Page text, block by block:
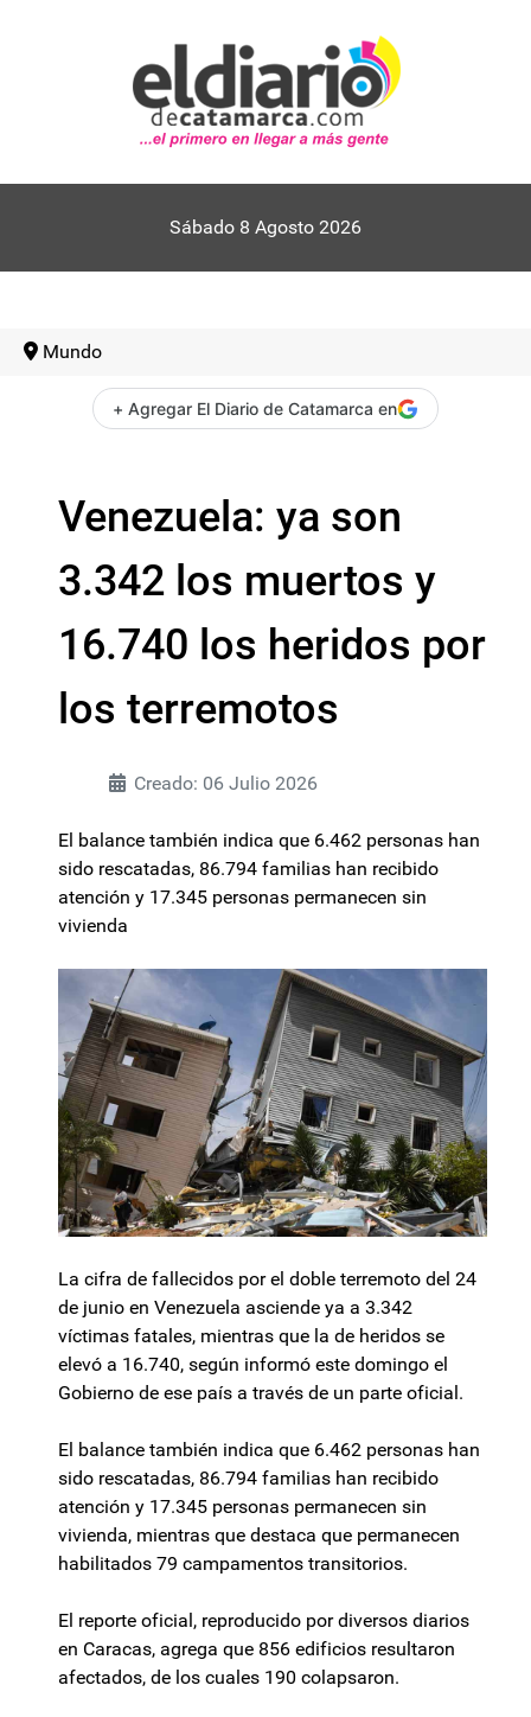
Sábado 8 Agosto 2026
Mundo
+ Agregar El Diario de Catamarca en
Venezuela: ya son
3.342 los muertos y
16.740 los heridos por
los terremotos
Creado: 06 Julio 2026
El balance también indica que 6.462 personas han
sido rescatadas, 86.794 familias han recibido
atención y 17.345 personas permanecen sin
vivienda
La cifra de fallecidos por el doble terremoto del 24
de junio en Venezuela asciende ya a 3.342
víctimas fatales, mientras que la de heridos se
elevó a 16.740, según informó este domingo el
Gobierno de ese país a través de un parte oficial.
El balance también indica que 6.462 personas han
sido rescatadas, 86.794 familias han recibido
atención y 17.345 personas permanecen sin
vivienda, mientras que destaca que permanecen
habilitados 79 campamentos transitorios.
El reporte oficial, reproducido por diversos diarios
en Caracas, agrega que 856 edificios resultaron
afectados, de los cuales 190 colapsaron.